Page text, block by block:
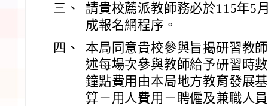
三、
請貴校薦派教師務必於115年5
成報名網程序。
四、
本局同意貴校參與旨揭研習教
述每場次參與教師給予研習時
鐘點費用由本局地方教育發展
算－用人費用－聘僱及兼職人